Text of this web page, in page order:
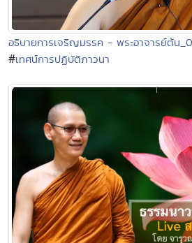
อธิบายการเจริญมรรค - พระอาจารย์ต้น
#เทศน์การปฏิบัติภาวนา